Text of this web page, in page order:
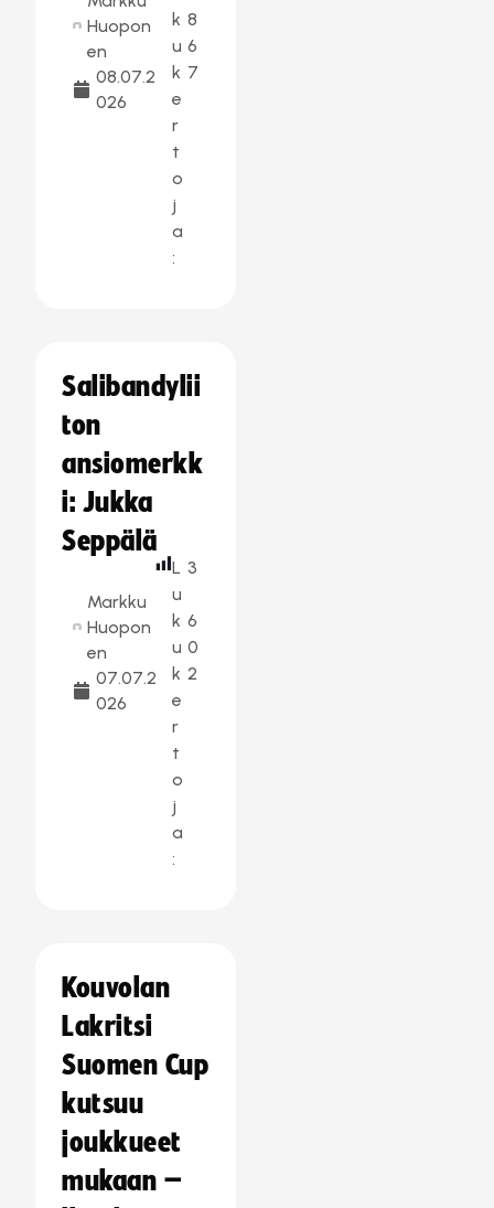
Huopon
en
08.07.2
026
k
u
k
e
r
t
o
j
a
:
8
6
7
Salibandylii
ton
ansiomerkk
i: Jukka
Seppälä
Markku
Huopon
en
07.07.2
026
L
u
k
u
k
e
r
t
o
j
a
:
3
6
0
2
Kouvolan
Lakritsi
Suomen Cup
kutsuu
joukkueet
mukaan –